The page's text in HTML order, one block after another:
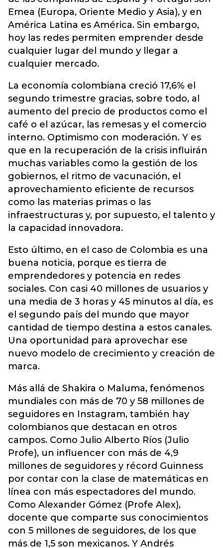
Emea (Europa, Oriente Medio y Asia), y en
América Latina es América. Sin embargo,
hoy las redes permiten emprender desde
cualquier lugar del mundo y llegar a
cualquier mercado.
La economía colombiana creció 17,6% el
segundo trimestre gracias, sobre todo, al
aumento del precio de productos como el
café o el azúcar, las remesas y el comercio
interno. Optimismo con moderación. Y es
que en la recuperación de la crisis influirán
muchas variables como la gestión de los
gobiernos, el ritmo de vacunación, el
aprovechamiento eficiente de recursos
como las materias primas o las
infraestructuras y, por supuesto, el talento y
la capacidad innovadora.
Esto último, en el caso de Colombia es una
buena noticia, porque es tierra de
emprendedores y potencia en redes
sociales. Con casi 40 millones de usuarios y
una media de 3 horas y 45 minutos al día, es
el segundo país del mundo que mayor
cantidad de tiempo destina a estos canales.
Una oportunidad para aprovechar ese
nuevo modelo de crecimiento y creación de
marca.
Más allá de Shakira o Maluma, fenómenos
mundiales con más de 70 y 58 millones de
seguidores en Instagram, también hay
colombianos que destacan en otros
campos. Como Julio Alberto Ríos (Julio
Profe), un influencer con más de 4,9
millones de seguidores y récord Guinness
por contar con la clase de matemáticas en
línea con más espectadores del mundo.
Como Alexander Gómez (Profe Alex),
docente que comparte sus conocimientos
con 5 millones de seguidores, de los que
más de 1,5 son mexicanos. Y Andrés